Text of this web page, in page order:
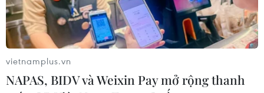
vietnamplus.vn
NAPAS, BIDV và Weixin Pay mở rộng thanh